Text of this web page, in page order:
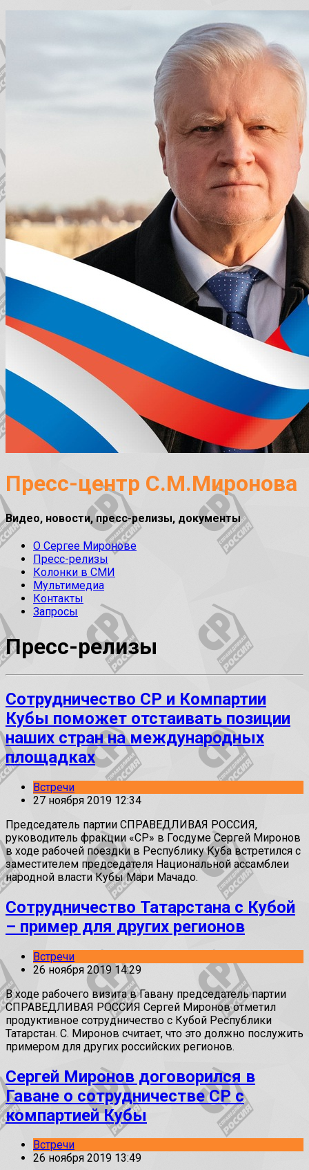
Пресс-центр С.М.Миронова
Видео, новости, пресс-релизы, документы
О Сергее Миронове
Пресс-релизы
Колонки в СМИ
Мультимедиа
Контакты
Запросы
Пресс-релизы
Сотрудничество СР и Компартии
Кубы поможет отстаивать позиции
наших стран на международных
площадках
Встречи
27 ноября 2019 12:34
Председатель партии СПРАВЕДЛИВАЯ РОССИЯ,
руководитель фракции «СР» в Госдуме Сергей Миронов
в ходе рабочей поездки в Республику Куба встретился с
заместителем председателя Национальной ассамблеи
народной власти Кубы Мари Мачадо.
Сотрудничество Татарстана с Кубой
– пример для других регионов
Встречи
26 ноября 2019 14:29
В ходе рабочего визита в Гавану председатель партии
СПРАВЕДЛИВАЯ РОССИЯ Сергей Миронов отметил
продуктивное сотрудничество с Кубой Республики
Татарстан. С. Миронов считает, что это должно послужить
примером для других российских регионов.
Сергей Миронов договорился в
Гаване о сотрудничестве СР с
компартией Кубы
Встречи
26 ноября 2019 13:49